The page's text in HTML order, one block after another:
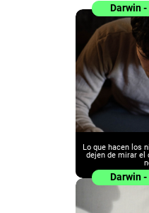
Darwin
Lo que hacen los
dejen de mirar el
Darwin